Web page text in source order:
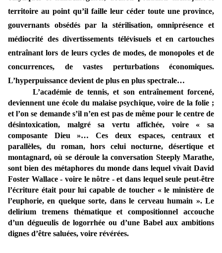
territoire au point qu’il faille leur céder toute une province,
gouvernants obsédés par la stérilisation, omniprésence et
médiocrité des divertissements télévisuels et en cartouches
entraînant lors de leurs cycles de modes, de monopoles et de
concurrences, de vastes perturbations économiques.
L’hyperpuissance devient de plus en plus spectrale…
L’académie de tennis, et son entraînement forcené,
deviennent une école du malaise psychique, voire de la folie ;
et l’on se demande s’il n’en est pas de même pour le centre de
désintoxication, malgré sa vertu affichée, voire « sa
composante Dieu »… Ces deux espaces, centraux et
parallèles, du roman, hors celui nocturne, désertique et
montagnard, où se déroule la conversation Steeply Marathe,
sont bien des métaphores du monde dans lequel vivait David
Foster Wallace - voire le nôtre - et dans lequel seule peut-être
l’écriture était pour lui capable de toucher « le ministère de
l’euphorie, en quelque sorte, dans le cerveau humain ». Le
delirium tremens thématique et compositionnel accouche
d’un dégueulis de logorrhée ou d’une Babel aux ambitions
dignes d’être saluées, voire révérées.